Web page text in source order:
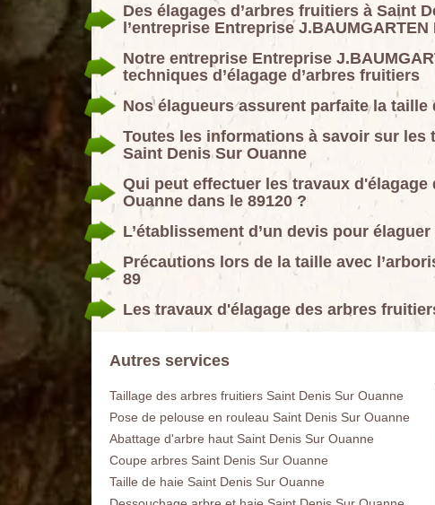
Des élagages d’arbres fruitiers à Saint
l’entreprise Entreprise J.BAUMGARTEN
Notre entreprise Entreprise
techniques d’élagage d’arbres fruitiers
Nos élagueurs assurent parfaite la
Toutes les informations à savoir sur
Saint Denis Sur Ouanne
Qui peut effectuer les travaux
Ouanne dans le 89120 ?
L’établissement d’un devis pour
Précautions lors de la taille avec
89
Les travaux d'élagage des arbres
Autres services
Taillage des arbres fruitiers Saint Denis Sur Ouanne
Pose de pelouse en rouleau Saint Denis Sur Ouanne
Abattage d'arbre haut Saint Denis Sur Ouanne
Coupe arbres Saint Denis Sur Ouanne
Taille de haie Saint Denis Sur Ouanne